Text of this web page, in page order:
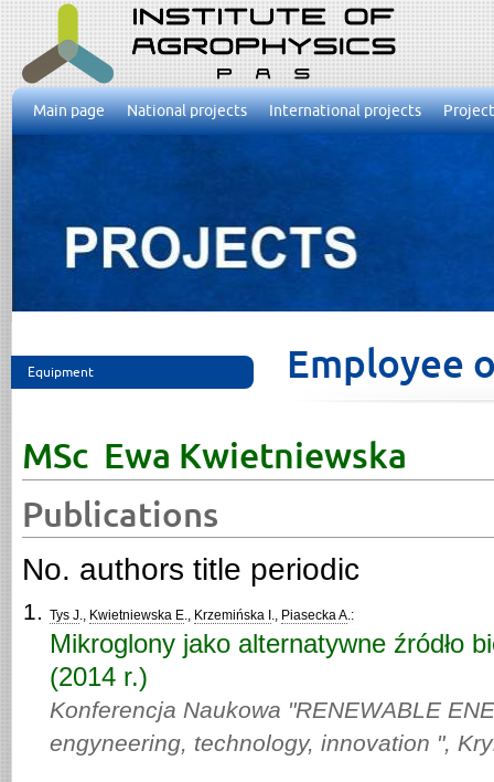
Main page National projects International projects
Equipment Employee
MSc Ewa Kwietniewska
Publications
No. authors title periodic
Tys J., Kwietniewska E., Krzemińska I ., Piasecka A.:
Mikroglony jako alternatywne źródło
(2014 r.)
Konferencja Naukowa "RENEWABLE
engyneering, technology, innovation ",